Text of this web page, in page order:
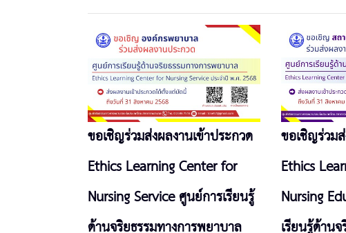
ขอเชิญร่วมส่งผลงานเข้าประกวด
Ethics Learning Center for
Nursing Service ศูนย์การเรียนรู้
ด้านจริยธรรมทางการพยาบาล
ขอเชิญร่วม
Ethics
Nursing
เรียนรู้ด้าน